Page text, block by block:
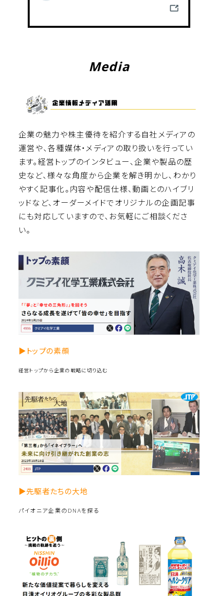
Media
企業の魅力や株主優待を紹介する自社メディアの
運営や、各種媒体・メディアの取り扱いを行ってい
ます。経営トップのインタビュー、企業や製品の歴
史など、様々な角度から企業を解き明かし、わかり
やすく記事化。内容や配信仕様、動画とのハイブリ
ッドなど、オーダーメイドでオリジナルの企画記事
にも対応していますので、お気軽にご相談くださ
い。
▶トップの素顔
経営トップから企業の戦略に切り込む
▶先駆者たちの大地
パイオニア企業のDNAを探る